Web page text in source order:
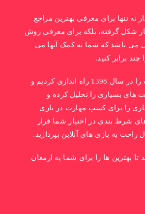
نه تنها برای معرفی بهترین مراجع
شکل گرفته، بلکه برای معرفی روش
می باشد که شما به کمک آنها می
چند برابر کنید.
ما این وب سایت را در سال 1398 راه اندازی کردیم و
های بسیاری را تحلیل کرده و
را برای کسب مهارت در بازی
شرط بندی در اختیار شما قرار
راحت به بازی های آنلاین بپردازید.
تا بهترین ها را برای شما به ارمغان